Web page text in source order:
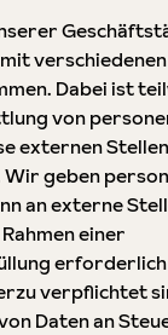
Dabei ist
von
externen Stellen
geben
an externe
einer
erforderlich
verpflichtet
Daten an